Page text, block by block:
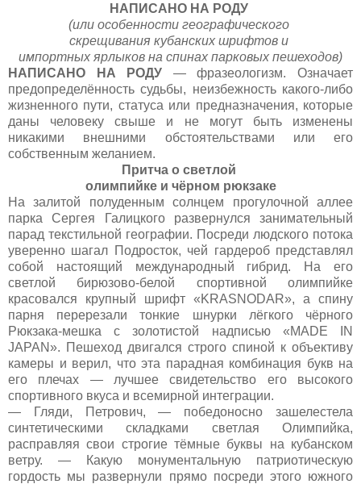
НАПИСАНО НА РОДУ
(или особенности географического
скрещивания кубанских шрифтов и
импортных ярлыков на спинах парковых пешеходов)
НАПИСАНО НА РОДУ — фразеологизм. Означает
предопределённость судьбы, неизбежность какого-либо
жизненного пути, статуса или предназначения, которые
даны человеку свыше и не могут быть изменены
никакими внешними обстоятельствами или его
собственным желанием.
Притча о светлой
олимпийке и чёрном рюкзаке
На залитой полуденным солнцем прогулочной аллее
парка Сергея Галицкого развернулся занимательный
парад текстильной географии. Посреди людского потока
уверенно шагал Подросток, чей гардероб представлял
собой настоящий международный гибрид. На его
светлой бирюзово-белой спортивной олимпийке
красовался крупный шрифт «KRASNODAR», а спину
парня перерезали тонкие шнурки лёгкого чёрного
Рюкзака-мешка с золотистой надписью «MADE IN
JAPAN». Пешеход двигался строго спиной к объективу
камеры и верил, что эта парадная комбинация букв на
его плечах — лучшее свидетельство его высокого
спортивного вкуса и всемирной интеграции.
— Гляди, Петрович, — победоносно зашелестела
синтетическими складками светлая Олимпийка,
расправляя свои строгие тёмные буквы на кубанском
ветру. — Какую монументальную патриотическую
гордость мы развернули прямо посреди этого южного